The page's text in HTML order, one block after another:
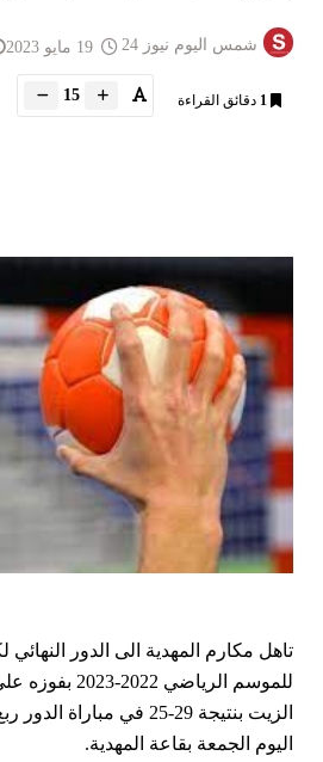
شمس اليوم نيوز 24
1 دقائق القراءة 15
تاهل مكارم المهدية الى الدور
للموسم الرياضي
الزيت بنتيجة 29-25 في
اليوم الجمعة بقاعة المهدية.